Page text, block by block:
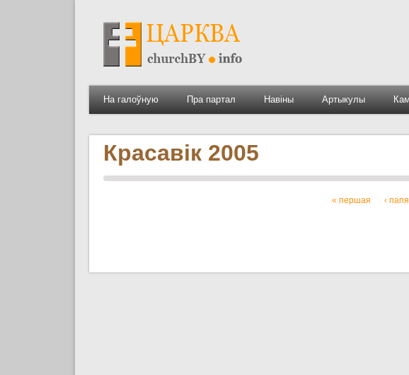
На галоўную Пра партал Навіны Артыкулы
Красавік 2005
« першая ‹